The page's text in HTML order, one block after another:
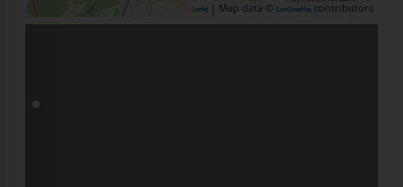
Leaflet | Map data © OpenStreetMap contributors